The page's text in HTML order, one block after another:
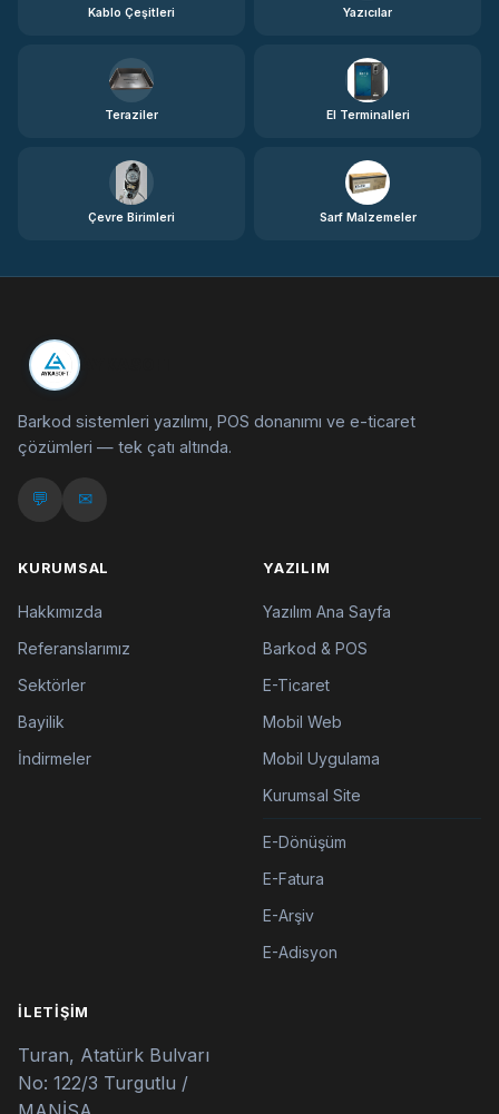
Kablo Çeşitleri Yazıcılar
Teraziler El Terminalleri
Çevre Birimleri Sarf Malzemeler
Barkod sistemleri yazılımı, POS donanımı ve e-ticaret
çözümleri — tek çatı altında.
💬 ✉
KURUMSAL
Hakkımızda
Referanslarımız
Sektörler
Bayilik
İndirmeler
YAZILIM
Yazılım Ana Sayfa
Barkod & POS
E-Ticaret
Mobil Web
Mobil Uygulama
Kurumsal Site
E-Dönüşüm
E-Fatura
E-Arşiv
E-Adisyon
İLETIŞIM
Turan, Atatürk Bulvarı
No: 122/3 Turgutlu /